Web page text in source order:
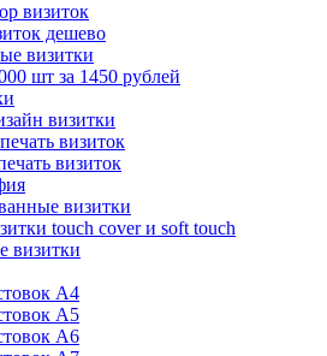
визиток
дешево
визитки
шт за 1450 рублей
визитки
визиток
визиток
визитки
touch cover и soft touch
визитки
А4
А5
А6